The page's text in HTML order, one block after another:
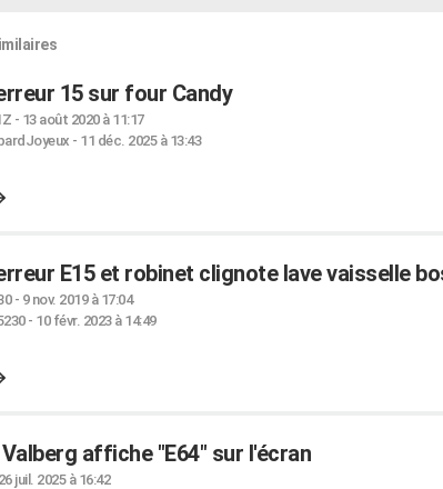
15 sur four Candy
- 13 août 2020 à 11:17
- 11 déc. 2025 à 13:43
E15 et robinet clignote lave vaisselle
- 9 nov. 2019 à 17:04
- 10 févr. 2023 à 14:49
affiche "E64" sur l'écran
26 juil. 2025 à 16:42